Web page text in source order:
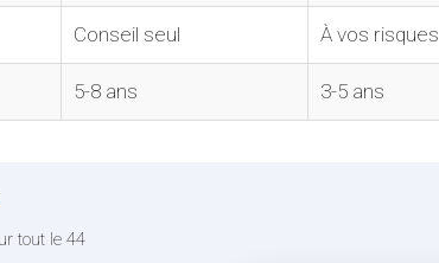
Conseil seul À vos risques
5-8 ans 3-5 ans
tout le 44